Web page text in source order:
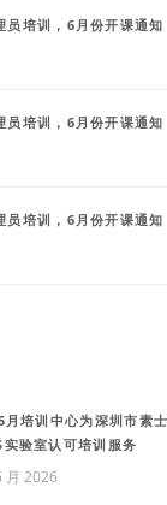
员培训，6月份开课通知
员培训，6月份开课通知
员培训，6月份开课通知
培训中心为深圳市素
验室认可培训服务
月 2026